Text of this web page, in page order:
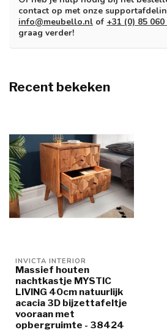
contact op met onze
info@meubello.nl of +31 (0) 85 060
graag verder!
Recent bekeken
INVICTA INTERIOR
Massief houten
nachtkastje MYSTIC
LIVING 40cm natuurlijk
acacia 3D bijzettafeltje
vooraan met
opbergruimte - 38424